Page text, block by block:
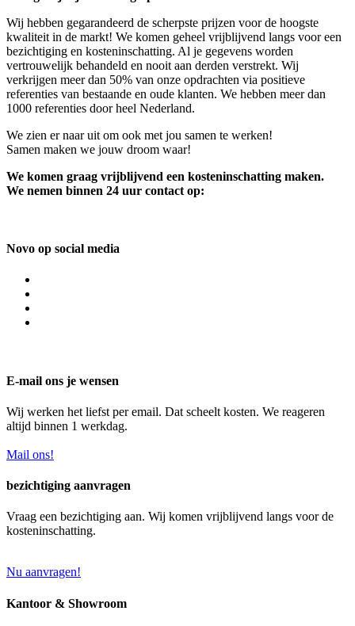
Wij hebben gegarandeerd de scherpste prijzen voor de hoogste
kwaliteit in de markt! We komen geheel vrijblijvend langs voor een
bezichtiging en kosteninschatting. Al je gegevens worden
vertrouwelijk behandeld en nooit aan derden verstrekt. Wij
verkrijgen meer dan 50% van onze opdrachten via positieve
referenties van bestaande en oude klanten. We hebben meer dan
1000 referenties door heel Nederland.
We zien er naar uit om ook met jou samen te werken!
Samen maken we jouw droom waar!
We komen graag vrijblijvend een kosteninschatting maken.
We nemen binnen 24 uur contact op:
Novo op social media
E-mail ons je wensen
Wij werken het liefst per email. Dat scheelt kosten. We reageren
altijd binnen 1 werkdag.
Mail ons!
bezichtiging aanvragen
Vraag een bezichtiging aan. Wij komen vrijblijvend langs voor de
kosteninschatting.
Nu aanvragen!
Kantoor & Showroom